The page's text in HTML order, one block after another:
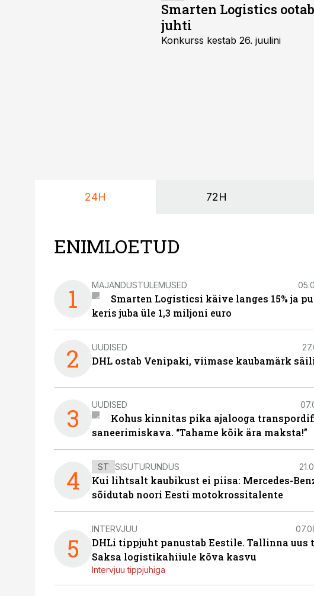
Smarten Logistics
juhti
Konkurss kestab 26. juulini
24H 72H
ENIMLOETUD
1 MAJANDUSTULEMUSED
Smarten Logisticsi käive langes 15% ja
keris juba üle 1,3 miljoni euro
2 UUDISED
DHL ostab Venipaki, viimase kaubamärk
3 UUDISED
Kohus kinnitas pika ajalooga
saneerimiskava. “Tahame kõik ära maksta!”
4 ST SISUTURUNDUS
Kui lihtsalt kaubikust ei piisa: Mercedes-
sõidutab noori Eesti motokrossitalente
5
INTERVJUU
DHLi tippjuht panustab Eestile. Tallinna uus
Saksa logistikahiiule kõva kasvu
Intervjuu tippjuhiga